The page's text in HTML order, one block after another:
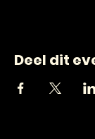
Deel dit